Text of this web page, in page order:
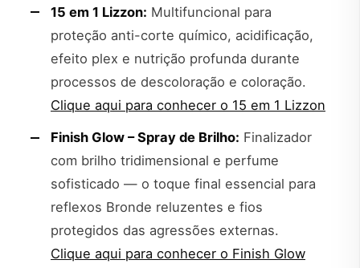
15 em 1 Lizzon: Multifuncional para
proteção anti-corte químico, acidificação,
efeito plex e nutrição profunda durante
processos de descoloração e coloração.
Clique aqui para conhecer o 15 em 1 Lizzon
Finish Glow – Spray de Brilho: Finalizador
com brilho tridimensional e perfume
sofisticado — o toque final essencial para
reflexos Bronde reluzentes e fios
protegidos das agressões externas.
Clique aqui para conhecer o Finish Glow